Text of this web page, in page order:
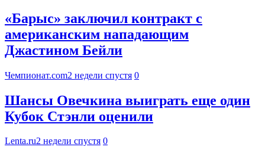
«Барыс» заключил контракт с
американским нападающим
Джастином Бейли
Чемпионат.com2 недели спустя 0
Шансы Овечкина выиграть еще один
Кубок Стэнли оценили
Lenta.ru2 недели спустя 0